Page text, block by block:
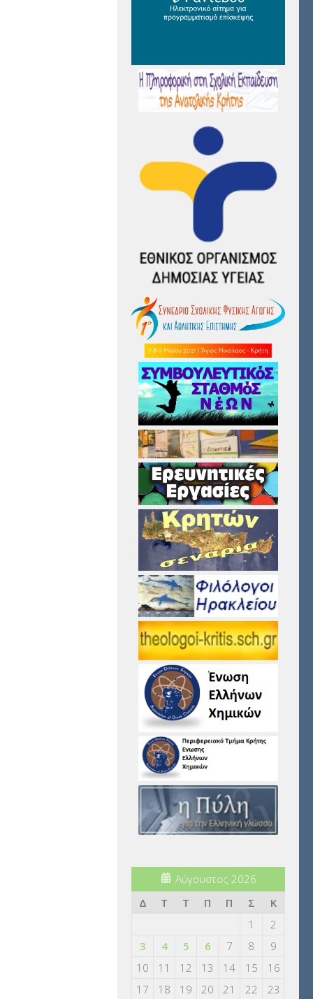
Αύγουστος 2026
Δ
Τ Τ Π Π Σ
Κ
1
2
3
4 5 6 7 8
9
10
11 12 13 14 15
16
17
18 19 20 21 22 23